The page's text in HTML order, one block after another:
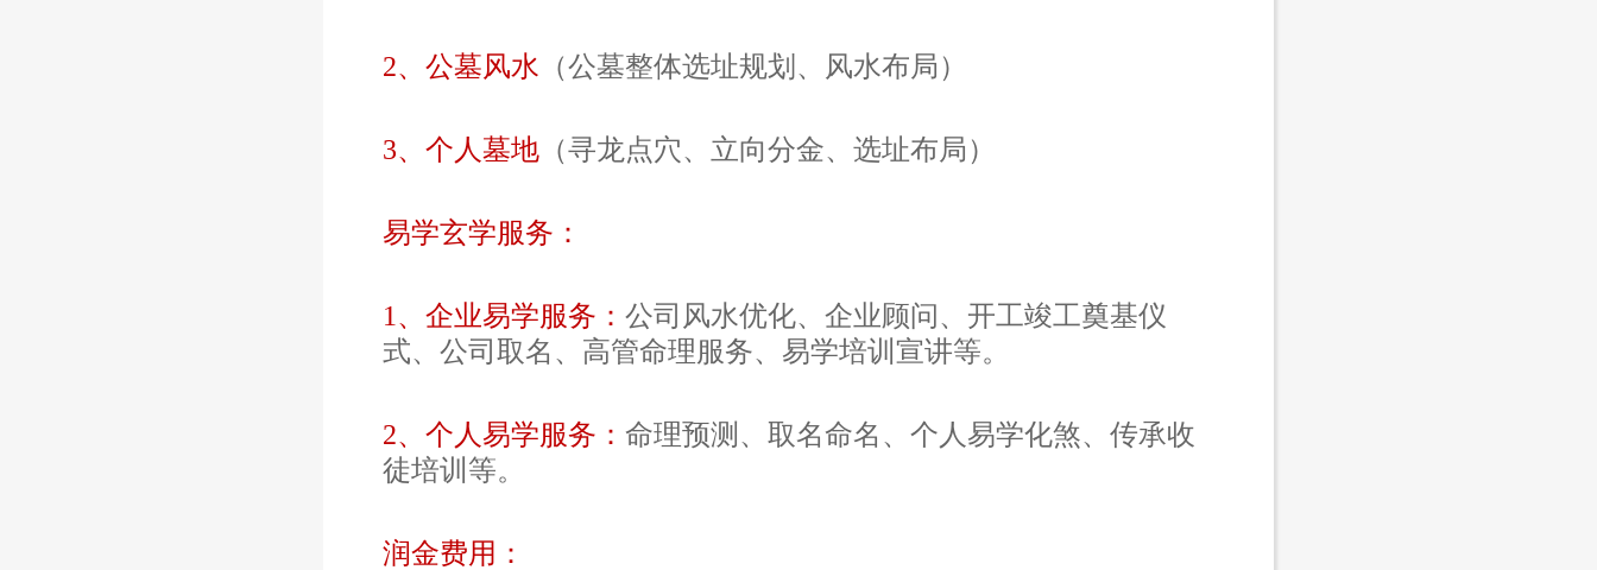
2、公墓风水 （公墓整体选址规划、风水布局）
3、个人墓地 （寻龙点穴、立向分金、选址布局）
易学玄学服务：
1、企业易学服务： 公司风水优化、企业顾问、开工竣工奠基仪
式、公司取名、高管命理服务、易学培训宣讲等。
2、个人易学服务： 命理预测、取名命名、个人易学化煞、传承收
徒培训等。
润金费用：